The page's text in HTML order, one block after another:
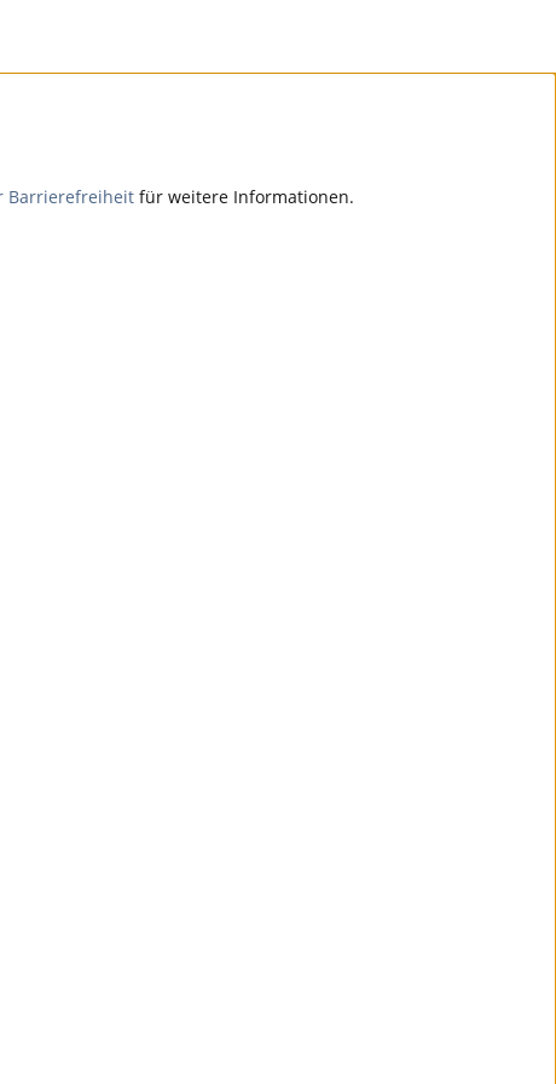
Barrierefreiheit für weitere Informationen.